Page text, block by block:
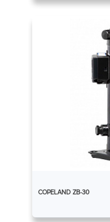
COPELAND ZB-30